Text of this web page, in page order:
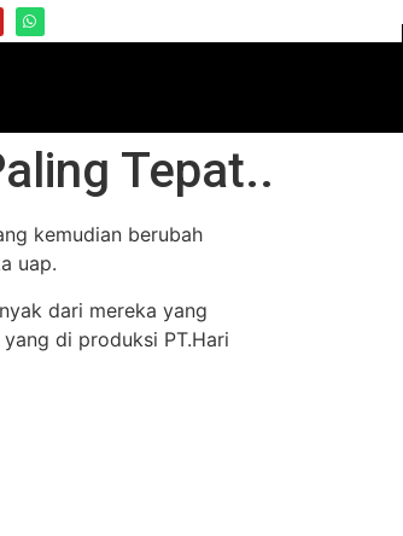
Tepat..
kemudian berubah
uap.
dari mereka yang
di produksi PT.Hari